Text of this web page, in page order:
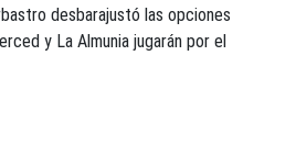
desbarajustó las opciones
y La Almunia jugarán por el